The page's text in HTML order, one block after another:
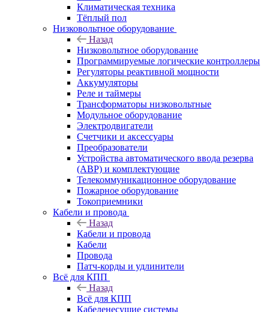
Климатическая техника
Тёплый пол
Низковольтное оборудование
Назад
Низковольтное оборудование
Программируемые логические контроллеры
Регуляторы реактивной мощности
Аккумуляторы
Реле и таймеры
Трансформаторы низковольтные
Модульное оборудование
Электродвигатели
Счетчики и аксессуары
Преобразователи
Устройства автоматического ввода резерва
(АВР) и комплектующие
Телекоммуникационное оборудование
Пожарное оборудование
Токоприемники
Кабели и провода
Назад
Кабели и провода
Кабели
Провода
Патч-корды и удлинители
Всё для КПП
Назад
Всё для КПП
Кабеленесущие системы